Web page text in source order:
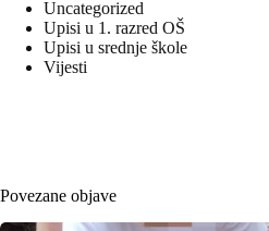
Uncategorized
Upisi u 1. razred OŠ
Upisi u srednje škole
Vijesti
Povezane objave